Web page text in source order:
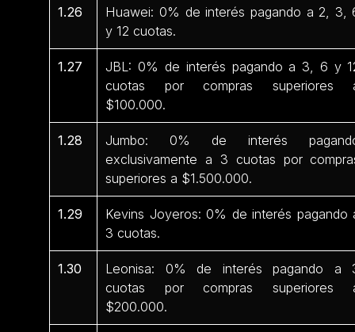
1.26
Huawei: 0% de interés pagando a 2, 3,
y 12 cuotas.
1.27
JBL: 0% de interés pagando a 3, 6 y
cuotas por compras superiores
$100.000.
1.28
Jumbo: 0% de interés
exclusivamente a 3 cuotas por
superiores a $1.500.000.
1.29
Kevins Joyeros: 0% de interés pagando
3 cuotas.
1.30
Leonisa: 0% de interés pagando a
cuotas por compras superiores
$200.000.